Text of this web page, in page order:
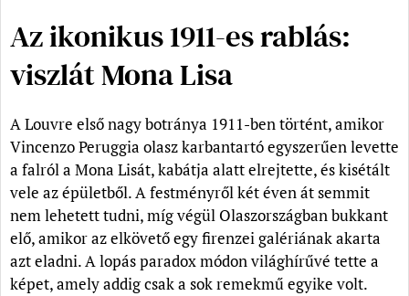
Az ikonikus 1911-es rablás:
viszlát Mona Lisa
A Louvre első nagy botránya 1911-ben történt, amikor
Vincenzo Peruggia olasz karbantartó egyszerűen levette
a falról a Mona Lisát, kabátja alatt elrejtette, és kisétált
vele az épületből. A festményről két éven át semmit
nem lehetett tudni, míg végül Olaszországban bukkant
elő, amikor az elkövető egy firenzei galériának akarta
azt eladni. A lopás paradox módon világhírűvé tette a
képet, amely addig csak a sok remekmű egyike volt.